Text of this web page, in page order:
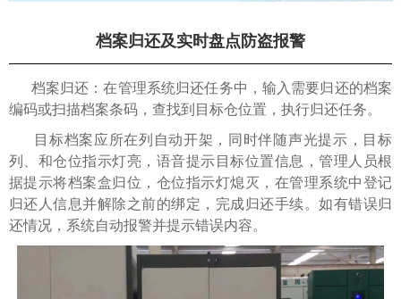
档案归还及实时盘点防盗报警
档案归还：在管理系统归还任务中，输入需要归还的档案
编码或扫描档案条码，查找到目标仓位置，执行归还任务。
目标档案应所在列自动开架，同时伴随声光提示，目标
列、和仓位指示灯亮，语音提示目标位置信息，管理人员根
据提示将档案盒归位，仓位指示灯熄灭，在管理系统中登记
归还人信息并解除之前的绑定，完成归还手续。如有错误归
还情况，系统自动报警并提示错误内容。